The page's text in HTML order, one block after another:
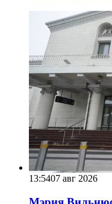
13:5407 авг 2026